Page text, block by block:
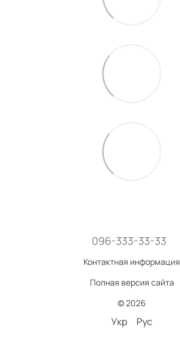
096-333-33-33
Контактная информация
Полная версия сайта
© 2026
Укр Рус